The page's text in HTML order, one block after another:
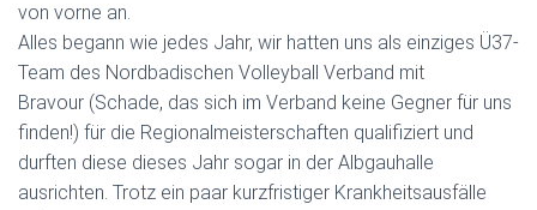
von vorne an.
Alles begann wie jedes Jahr, wir hatten uns als einziges Ü37-
Team des Nordbadischen Volleyball Verband mit
Bravour (Schade, das sich im Verband keine Gegner für uns
finden!) für die Regionalmeisterschaften qualifiziert und
durften diese dieses Jahr sogar in der Albgauhalle
ausrichten. Trotz ein paar kurzfristiger Krankheitsausfälle